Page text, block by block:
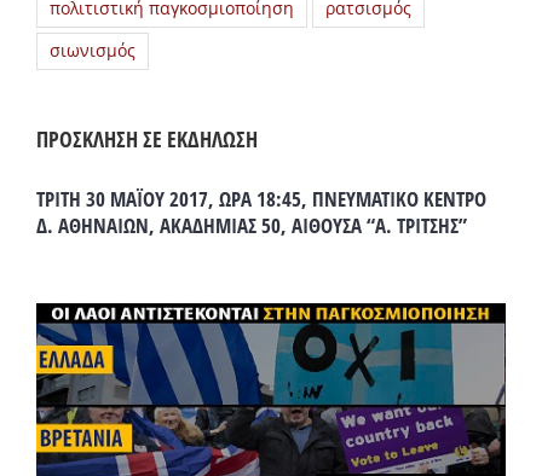
πολιτιστική παγκοσμιοποίηση
ρατσισμός
σιωνισμός
ΠΡΟΣΚΛΗΣΗ ΣΕ ΕΚΔΗΛΩΣΗ
ΤΡΙΤΗ 30 ΜΑΪΟΥ 2017, ΩΡΑ 18:45, ΠΝΕΥΜΑΤΙΚΟ ΚΕΝΤΡΟ
Δ. ΑΘΗΝΑΙΩΝ, ΑΚΑΔΗΜΙΑΣ 50, ΑΙΘΟΥΣΑ “Α. ΤΡΙΤΣΗΣ”